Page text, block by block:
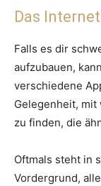
Das
Falls es dir
aufzubauen,
verschiedene
Gelegenheit,
zu finden, die
Oftmals steht in
Vordergrund,